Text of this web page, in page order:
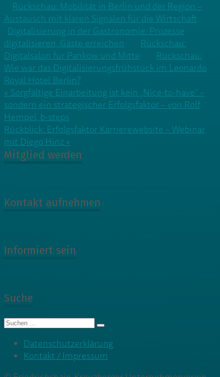
Rückschau: Mobilität in Berlin und der Region –
Austausch mit klaren Signalen für die Wirtschaft
Digitalisierung in der Gastronomie: Prozesse
digitalisieren, Gäste erreichen
Rückschau:
Digitalsalon für Pankow und Mitte
Rückschau:
Wie war das Digitalisierungsfrühstück im Leonardo
Royal Hotel Berlin?
Beitragsnavigation
« Sorgfältige Einarbeitung ist kein „Nice-to-have“ –
sondern ein strategischer Erfolgsfaktor – von Rolf
Hempel, b-steps
Rückblick: Erfolgsfaktor Karrierewebsite – Webinar
mit Diego Hinz »
Mitglied werden
Kontakt aufnehmen
Informiert sein
Suche
Suche
Datenschutzerklärung
Kontakt / Impressum